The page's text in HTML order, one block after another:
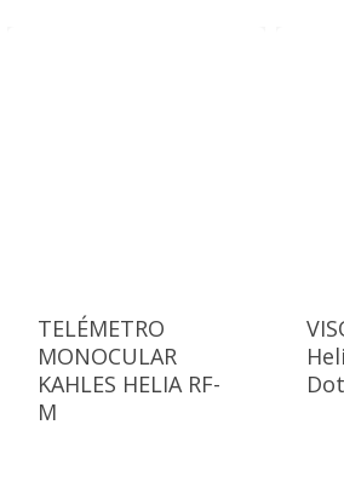
TELÉMETRO
MONOCULAR
KAHLES HELIA RF-
M
Dot